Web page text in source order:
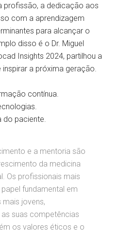
profissão, a dedicação aos
com a aprendizagem
para alcançar o
disso é o Dr. Miguel
Insights 2024, partilhou a
a próxima geração.
contínua.
do paciente.
e a mentoria são
da medicina
Os profissionais mais
fundamental em
mais jovens,
suas competências
os valores éticos e o